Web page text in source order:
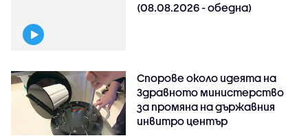
(08.08.2026 - обедна)
Спорове около идеята на
Здравното министерство
за промяна на държавния
инвитро център